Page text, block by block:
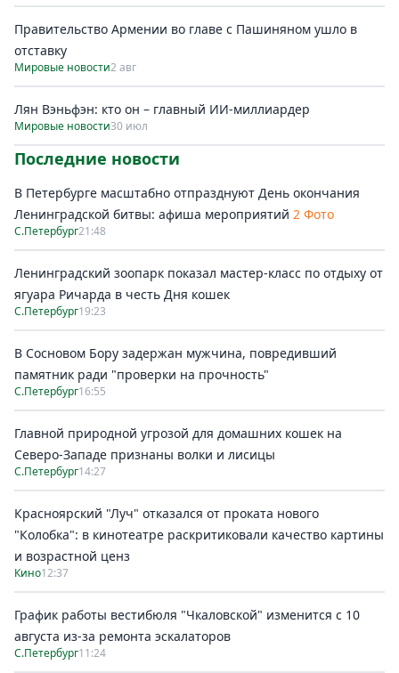
Правительство Армении во главе с Пашиняном ушло в
отставку
Мировые новости2 авг
Лян Вэньфэн: кто он – главный ИИ-миллиардер
Мировые новости30 июл
Последние новости
В Петербурге масштабно отпразднуют День окончания
Ленинградской битвы: афиша мероприятий 2 Фото
С.Петербург21:48
Ленинградский зоопарк показал мастер-класс по отдыху от
ягуара Ричарда в честь Дня кошек
С.Петербург19:23
В Сосновом Бору задержан мужчина, повредивший
памятник ради "проверки на прочность"
С.Петербург16:55
Главной природной угрозой для домашних кошек на
Северо-Западе признаны волки и лисицы
С.Петербург14:27
Красноярский "Луч" отказался от проката нового
"Колобка": в кинотеатре раскритиковали качество картины
и возрастной ценз
Кино12:37
График работы вестибюля "Чкаловской" изменится с 10
августа из-за ремонта эскалаторов
С.Петербург11:24